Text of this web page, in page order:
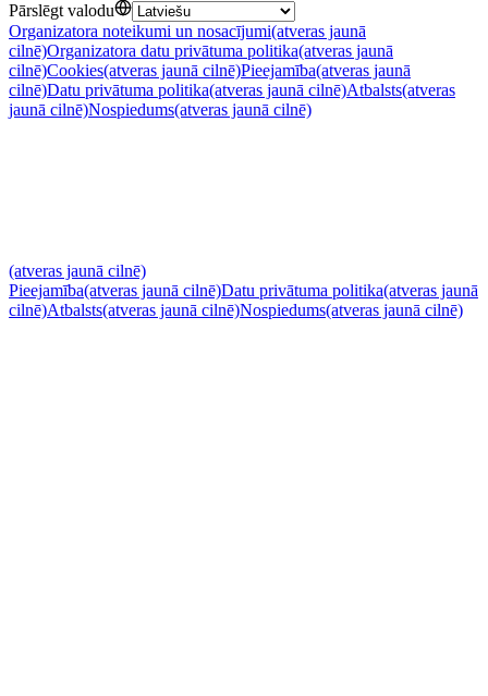
Pārslēgt valodu
Organizatora noteikumi un nosacījumi(atveras jaunā
cilnē)Organizatora datu privātuma politika(atveras jaunā
cilnē)Cookies(atveras jaunā cilnē)Pieejamība(atveras jaunā
cilnē)Datu privātuma politika(atveras jaunā cilnē)Atbalsts(atveras
jaunā cilnē)Nospiedums(atveras jaunā cilnē)
(atveras jaunā cilnē)
Pieejamība(atveras jaunā cilnē)Datu privātuma politika(atveras jaunā
cilnē)Atbalsts(atveras jaunā cilnē)Nospiedums(atveras jaunā cilnē)